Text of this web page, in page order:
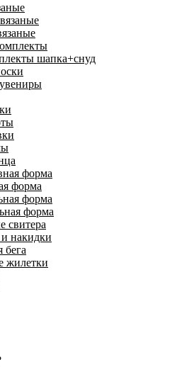
шапка+снуд
форма
форма
форма
форма
свитера
накидки
бега
жилетки